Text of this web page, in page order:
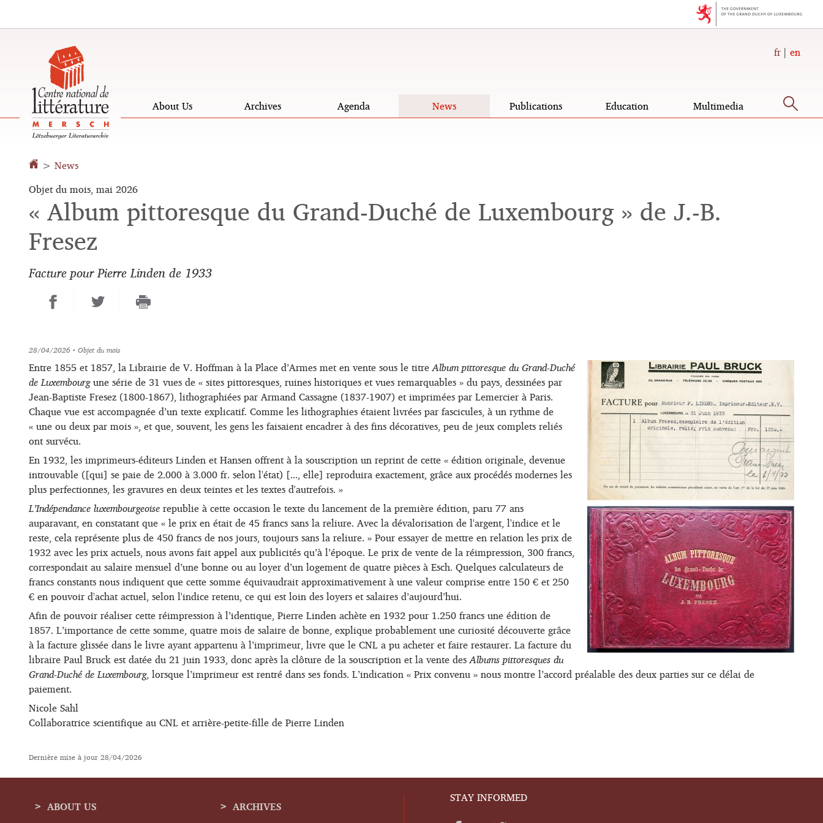
de
fr en
About Us Archives Agenda News Publications Education Multimedia
> News
Objet du mois, mai 2026
« Album pittoresque du Grand-Duché de Luxembourg » de J.-B.
Fresez
Facture pour Pierre Linden de 1933
28/04/2026• Objet du mois
Entre 1855 et 1857, la Librairie de V. Hoffman à la Place d’Armes met en vente sous le titreAlbum pittoresque du Grand-Duché
de Luxembourgune série de 31 vues de « sites pittoresques, ruines historiques et vues remarquables » du pays, dessinées par
Jean-Baptiste Fresez (1800-1867), lithographiées par Armand Cassagne (1837-1907) et imprimées par Lemercier à Paris.
Chaque vue est accompagnée d’un texte explicatif. Comme les lithographies étaient livrées par fascicules, à un rythme de
« une ou deux par mois », et que, souvent, les gens les faisaient encadrer à des fins décoratives, peu de jeux complets reliés
ont survécu.
En 1932, les imprimeurs-éditeurs Linden et Hansen offrent à la souscription un reprint de cette « édition originale, devenue
introuvable ([qui] se paie de 2.000 à 3.000 fr. selon l'état) [..., elle] reproduira exactement, grâce aux procédés modernes les
plus perfectionnes, les gravures en deux teintes et les textes d'autrefois. »
L’Indépendance luxembourgeoiserepublie à cette occasion le texte du lancement de la première édition, paru 77 ans
auparavant, en constatant que « le prix en était de 45 francs sans la reliure. Avec la dévalorisation de l'argent, l'indice et le
reste, cela représente plus de 450 francs de nos jours, toujours sans la reliure. » Pour essayer de mettre en relation les prix de
1932 avec les prix actuels, nous avons fait appel aux publicités qu’à l’époque. Le prix de vente de la réimpression, 300 francs,
correspondait au salaire mensuel d’une bonne ou au loyer d’un logement de quatre pièces à Esch. Quelques calculateurs de
francs constants nous indiquent que cette somme équivaudrait approximativement à une valeur comprise entre 150 € et 250
€ en pouvoir d'achat actuel, selon l'indice retenu, ce qui est loin des loyers et salaires d’aujourd’hui.
Afin de pouvoir réaliser cette réimpression à l’identique, Pierre Linden achète en 1932 pour 1.250 francs une édition de
1857. L’importance de cette somme, quatre mois de salaire de bonne, explique probablement une curiosité découverte grâce
à la facture glissée dans le livre ayant appartenu à l’imprimeur, livre que le CNL a pu acheter et faire restaurer. La facture du
libraire Paul Bruck est datée du 21 juin 1933, donc après la clôture de la souscription et la vente desAlbums pittoresques du
Grand-Duché de Luxembourg, lorsque l’imprimeur est rentré dans ses fonds. L’indication « Prix convenu » nous montre l’accord préalable des deux parties sur ce délai de
paiement.
Nicole Sahl
Collaboratrice scientifique au CNL et arrière-petite-fille de Pierre Linden
Dernière mise à jour28/04/2026
ABOUT US
ARCHIVES
STAY INFORMED